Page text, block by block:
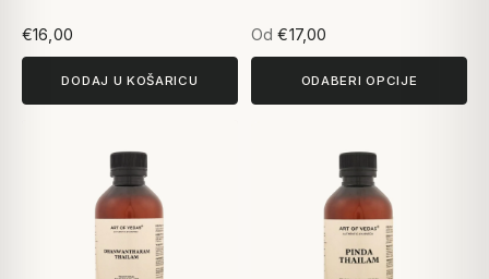
€16,00
DODAJ U KOŠARICU
Od €17,00
ODABERI OPCIJE